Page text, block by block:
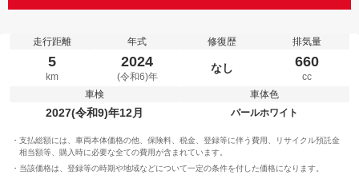
走行距離
5
km
年式
2024
(令和6)年
修復歴
なし
排気量
660
cc
車検
2027(令和9)年12月
車体色
パールホワイト
支払総額には、車両本体価格の他、保険料、税金、登録等に伴う費用、リサイクル預託金
相当額等、購入時に必要な全ての費用が含まれています。
当該価格は、登録等の時期や地域などについて一定の条件を付した価格になります。